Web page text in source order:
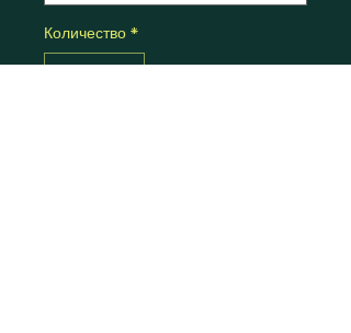
Количество *